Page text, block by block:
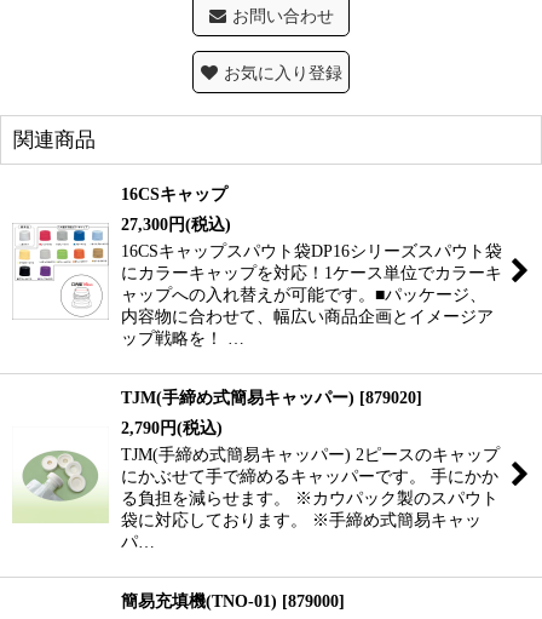
お問い合わせ
お気に入り登録
関連商品
16CSキャップ
27,300円(税込)
16CSキャップスパウト袋DP16シリーズスパウト袋
にカラーキャップを対応！1ケース単位でカラーキ
ャップへの入れ替えが可能です。■パッケージ、
内容物に合わせて、幅広い商品企画とイメージア
ップ戦略を！ …
TJM(手締め式簡易キャッパー) [879020]
2,790円(税込)
TJM(手締め式簡易キャッパー) 2ピースのキャップ
にかぶせて手で締めるキャッパーです。 手にかか
る負担を減らせます。 ※カウパック製のスパウト
袋に対応しております。 ※手締め式簡易キャッ
パ…
簡易充填機(TNO-01) [879000]